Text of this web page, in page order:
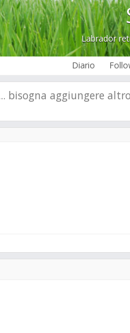
Labrador
Diario
bisogna aggiungere